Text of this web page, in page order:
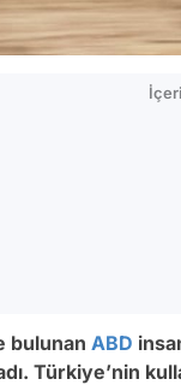
bulunan ABD
Türkiye’nin